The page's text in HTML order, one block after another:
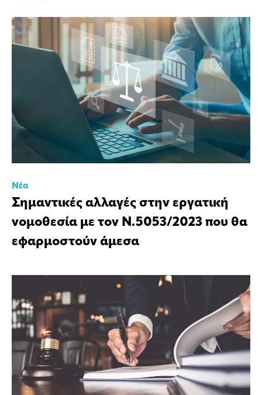
Νέα
Σημαντικές αλλαγές στην εργατική
νομοθεσία με τον Ν.5053/2023 που θα
εφαρμοστούν άμεσα